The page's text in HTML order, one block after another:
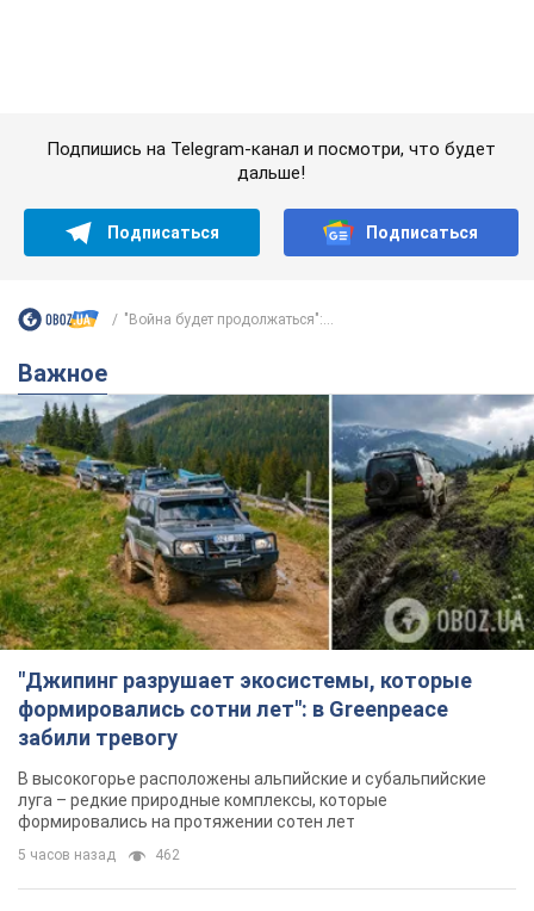
"Джипинг разрушает экосистемы, которые
формировались сотни лет": в Greenpeace
забили тревогу
В высокогорье расположены альпийские и субальпийские
луга – редкие природные комплексы, которые
формировались на протяжении сотен лет
5 часов назад 462
Жара в Украине пойдет на спад,
ожидаются грозы: синоптики дали
прогноз, когда стоит ожидать
изменения погоды
Совсем скоро жара постепенно отступит
5.08.2026 14:59 5,6 т.
"Или, может, я запугана с детства?"
Елена Зарецкая – об убийстве